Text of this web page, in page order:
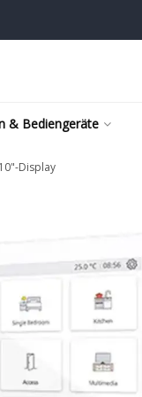
& Bediengeräte
Display